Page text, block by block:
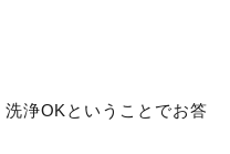
浄OKということでお答